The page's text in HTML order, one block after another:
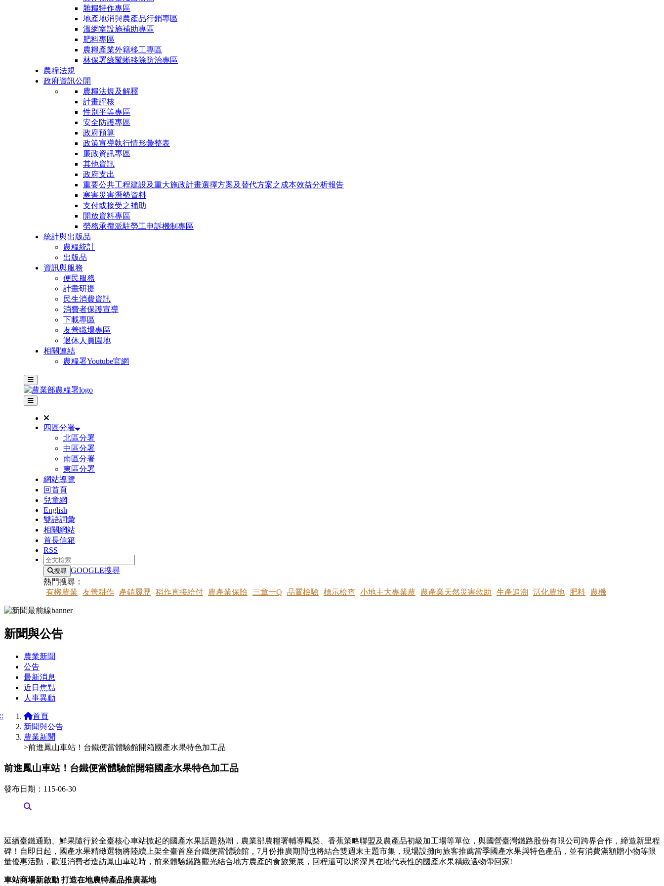
雜糧特作專區
地產地消與農產品行銷專區
溫網室設施補助專區
肥料專區
農糧產業外籍移工專區
林保署綠鬣蜥移除防治專區
農糧法規
政府資訊公開
農糧法規及解釋
計畫評核
性別平等專區
安全防護專區
政府預算
政策宣導執行情形彙整表
廉政資訊專區
其他資訊
政府支出
重要公共工程建設及重大施政計畫選擇方案及替代方案之成本效益分析報告
寒害災害潛勢資料
支付或接受之補助
開放資料專區
勞務承攬派駐勞工申訴機制專區
統計與出版品
農糧統計
出版品
資訊與服務
便民服務
計畫研提
民生消費資訊
消費者保護宣導
下載專區
友善職場專區
退休人員園地
相關連結
農糧署Youtube官網
主選單
其他網站選單
四區分署
北區分署
中區分署
南區分署
東區分署
網站導覽
回首頁
兒童網
English
雙語詞彙
相關網站
首長信箱
RSS
全文檢索
搜尋 GOOGLE搜尋
熱門搜尋：
有機農業
友善耕作 產銷履歷 稻作直接給付 農產業保險 三章一Q 品質檢驗 標示檢查 小地主大專業農 農產業天然災害救助 生產追溯 活化農地 肥料 農機
新聞與公告
農業新聞
公告
最新消息
近日焦點
人事異動
首頁
新聞與公告
農業新聞
>前進鳳山車站！台鐵便當體驗館開箱國產水果特色加工品
前進鳳山車站！台鐵便當體驗館開箱國產水果特色加工品
發布日期：115-06-30
延續臺鐵通勤、鮮果隨行於全臺核心車站掀起的國產水果話題熱潮，農業部農糧署輔導鳳梨、香蕉策略聯盟及農產品初級加工場等單位，與國營臺灣鐵路股份有限公司跨界合作，締造新里程
碑！自即日起，國產水果精緻選物將陸續上架全臺首座台鐵便當體驗館，7月份推廣期間也將結合雙週末主題市集，現場設攤向旅客推薦當季國產水果與特色產品，並有消費滿額贈小物等限
量優惠活動，歡迎消費者造訪鳳山車站時，前來體驗鐵路觀光結合地方農產的食旅策展，回程還可以將深具在地代表性的國產水果精緻選物帶回家!
車站商場新啟動 打造在地農特產品推廣基地